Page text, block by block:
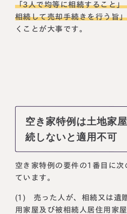
「3人で均等に相続すること
相続して売却手続きを行う旨」
くことが大事です。
空き家特例は土地家
続しないと適用不可
空き家特例の要件の1番目に次
ています。
(1) 売った人が、相続又は遺
用家屋及び被相続人居住用家